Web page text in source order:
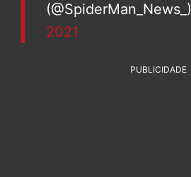
(@SpiderMan_News_)
2021
PUBLICIDADE